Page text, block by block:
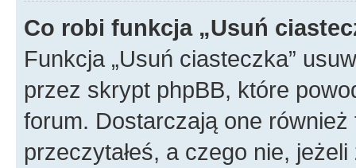
Co robi funkcja „Usuń
Funkcja „Usuń ciasteczka”
przez skrypt phpBB, które
forum. Dostarczają one
przeczytałeś, a czego nie,